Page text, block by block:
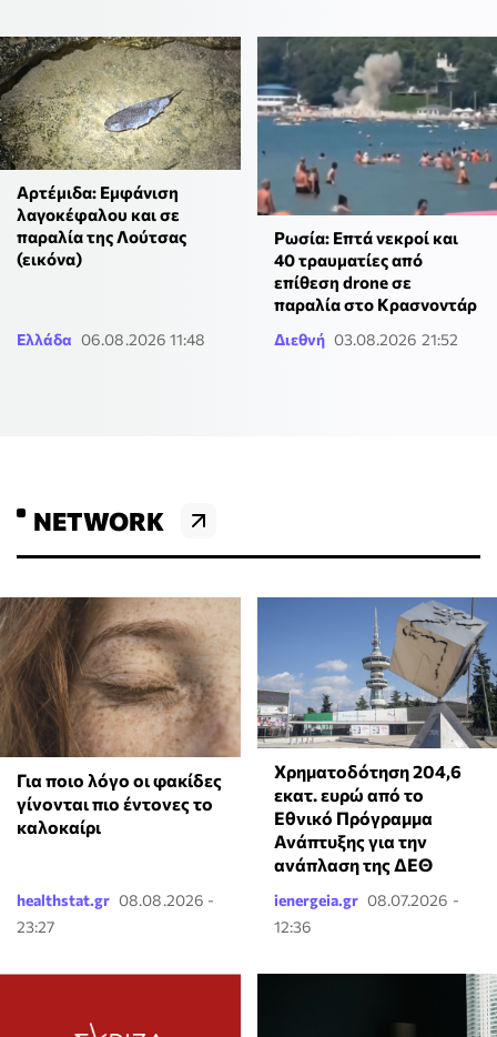
Αρτέμιδα: Εμφάνιση
λαγοκέφαλου και σε
παραλία της Λούτσας
(εικόνα)
Ελλάδα 06.08.2026 11:48
Ρωσία: Επτά νεκροί και
40 τραυματίες από
επίθεση drone σε
παραλία στο Κρασνοντάρ
Διεθνή 03.08.2026 21:52
NETWORK
Για ποιο λόγο οι φακίδες
γίνονται πιο έντονες το
καλοκαίρι
healthstat.gr 08.08.2026 -
23:27
Χρηματοδότηση 204,6
εκατ. ευρώ από το
Εθνικό Πρόγραμμα
Ανάπτυξης για την
ανάπλαση της ΔΕΘ
ienergeia.gr 08.07.2026 -
12:36